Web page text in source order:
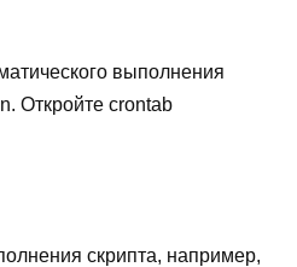
выполнения
Откройте crontab
скрипта, например,